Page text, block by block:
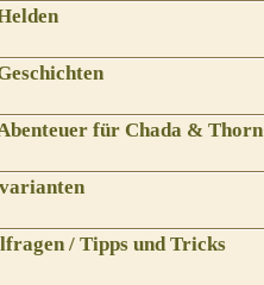
für Chada & Thorn
/ Tipps und Tricks